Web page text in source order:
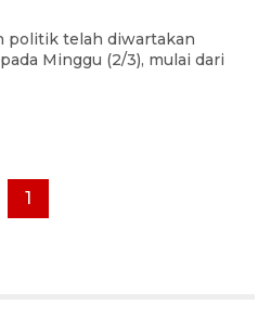
politik telah diwartakan
Minggu (2/3), mulai dari
1